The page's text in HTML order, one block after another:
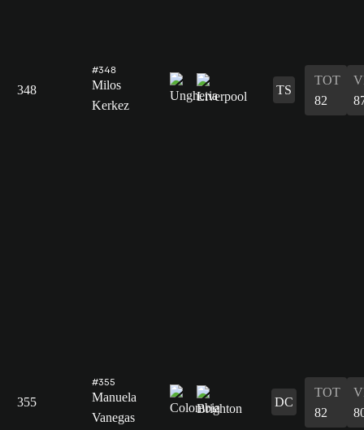
348
#348
Milos
Kerkez
TS
TOT
82
355
#355
Manuela
Vanegas
DC
TOT
82